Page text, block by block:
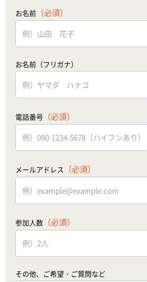
お名前 （必須）
お名前（フリガナ）
電話番号 （必須）
メールアドレス （必須）
参加人数 （必須）
その他、ご希望・ご質問など